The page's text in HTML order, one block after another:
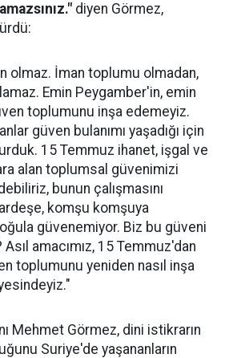
diyen Görmez,
olmaz. İman toplumu olmadan,
Emin Peygamber'in, emin
toplumunu inşa edemeyiz.
güven bulanımı yaşadığı için
15 Temmuz ihanet, işgal ve
alan toplumsal güvenimizi
bunun çalışmasını
komşu komşuya
güvenemiyor. Biz bu güveni
amacımız, 15 Temmuz'dan
toplumunu yeniden nasıl inşa
Mehmet Görmez, dini istikrarın
Suriye'de yaşananların